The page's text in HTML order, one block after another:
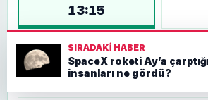
13:15
AKŞAM
20:23
SIRADAKI HABER
SpaceX roketi Ay’a
insanları ne gördü?